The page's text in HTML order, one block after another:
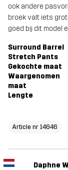
ook andere
broek valt iets
goed bij dit model
Surround Barrel
Stretch Pants
Gekochte maat
Waargenomen
maat
Lengte
Article nr 14646
Daphne